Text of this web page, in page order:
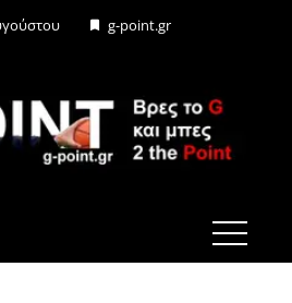
g-point.gr